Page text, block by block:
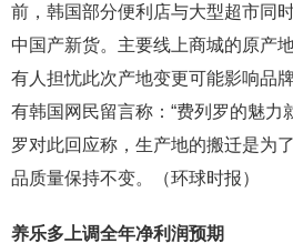
前，韩国部分便利店与大型超市同
中国产新货。主要线上商城的原产
有人担忧此次产地变更可能影响品
有韩国网民留言称：“费列罗的魅力
罗对此回应称，生产地的搬迁是为
品质量保持不变。（环球时报）
养乐多上调全年净利润预期